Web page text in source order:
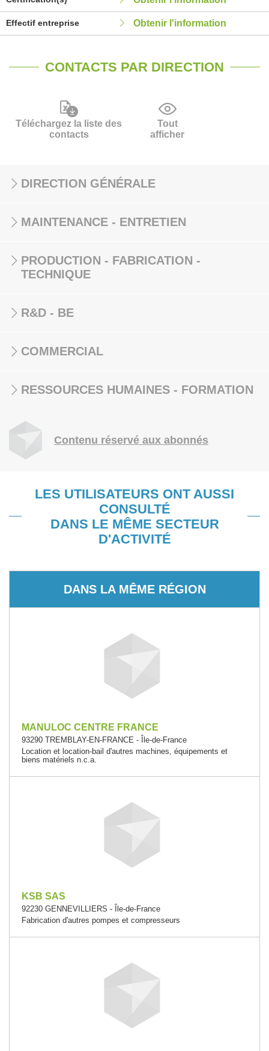
Effectif entreprise Obtenir l'information
CONTACTS PAR DIRECTION
Téléchargez la liste des
contacts
Tout
afficher
DIRECTION GÉNÉRALE
MAINTENANCE - ENTRETIEN
PRODUCTION - FABRICATION -
TECHNIQUE
R&D - BE
COMMERCIAL
RESSOURCES HUMAINES - FORMATION
Contenu réservé aux abonnés
LES UTILISATEURS ONT AUSSI
CONSULTÉ
DANS LE MÊME SECTEUR
D'ACTIVITÉ
DANS LA MÊME RÉGION
MANULOC CENTRE FRANCE
93290 TREMBLAY-EN-FRANCE - Île-de-France
Location et location-bail d'autres machines, équipements et
biens matériels n.c.a.
KSB SAS
92230 GENNEVILLIERS - Île-de-France
Fabrication d'autres pompes et compresseurs